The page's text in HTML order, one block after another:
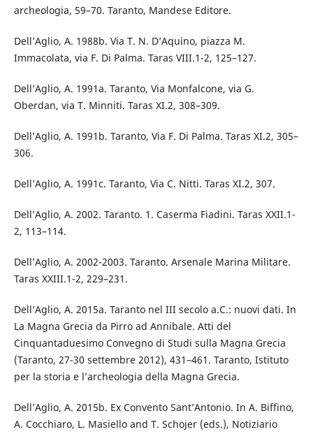
archeologia, 59–70. Taranto, Mandese Editore.
Dell’Aglio, A. 1988b. Via T. N. D’Aquino, piazza M.
Immacolata, via F. Di Palma. Taras VIII.1-2, 125–127.
Dell’Aglio, A. 1991a. Taranto, Via Monfalcone, via G.
Oberdan, via T. Minniti. Taras XI.2, 308–309.
Dell’Aglio, A. 1991b. Taranto, Via F. Di Palma. Taras XI.2, 305–
306.
Dell’Aglio, A. 1991c. Taranto, Via C. Nitti. Taras XI.2, 307.
Dell’Aglio, A. 2002. Taranto. 1. Caserma Fiadini. Taras XXII.1-
2, 113–114.
Dell’Aglio, A. 2002-2003. Taranto. Arsenale Marina Militare.
Taras XXIII.1-2, 229–231.
Dell’Aglio, A. 2015a. Taranto nel III secolo a.C.: nuovi dati. In
La Magna Grecia da Pirro ad Annibale. Atti del
Cinquantaduesimo Convegno di Studi sulla Magna Grecia
(Taranto, 27-30 settembre 2012), 431–461. Taranto, Istituto
per la storia e l’archeologia della Magna Grecia.
Dell’Aglio, A. 2015b. Ex Convento Sant’Antonio. In A. Biffino,
A. Cocchiaro, L. Masiello and T. Schojer (eds.), Notiziario